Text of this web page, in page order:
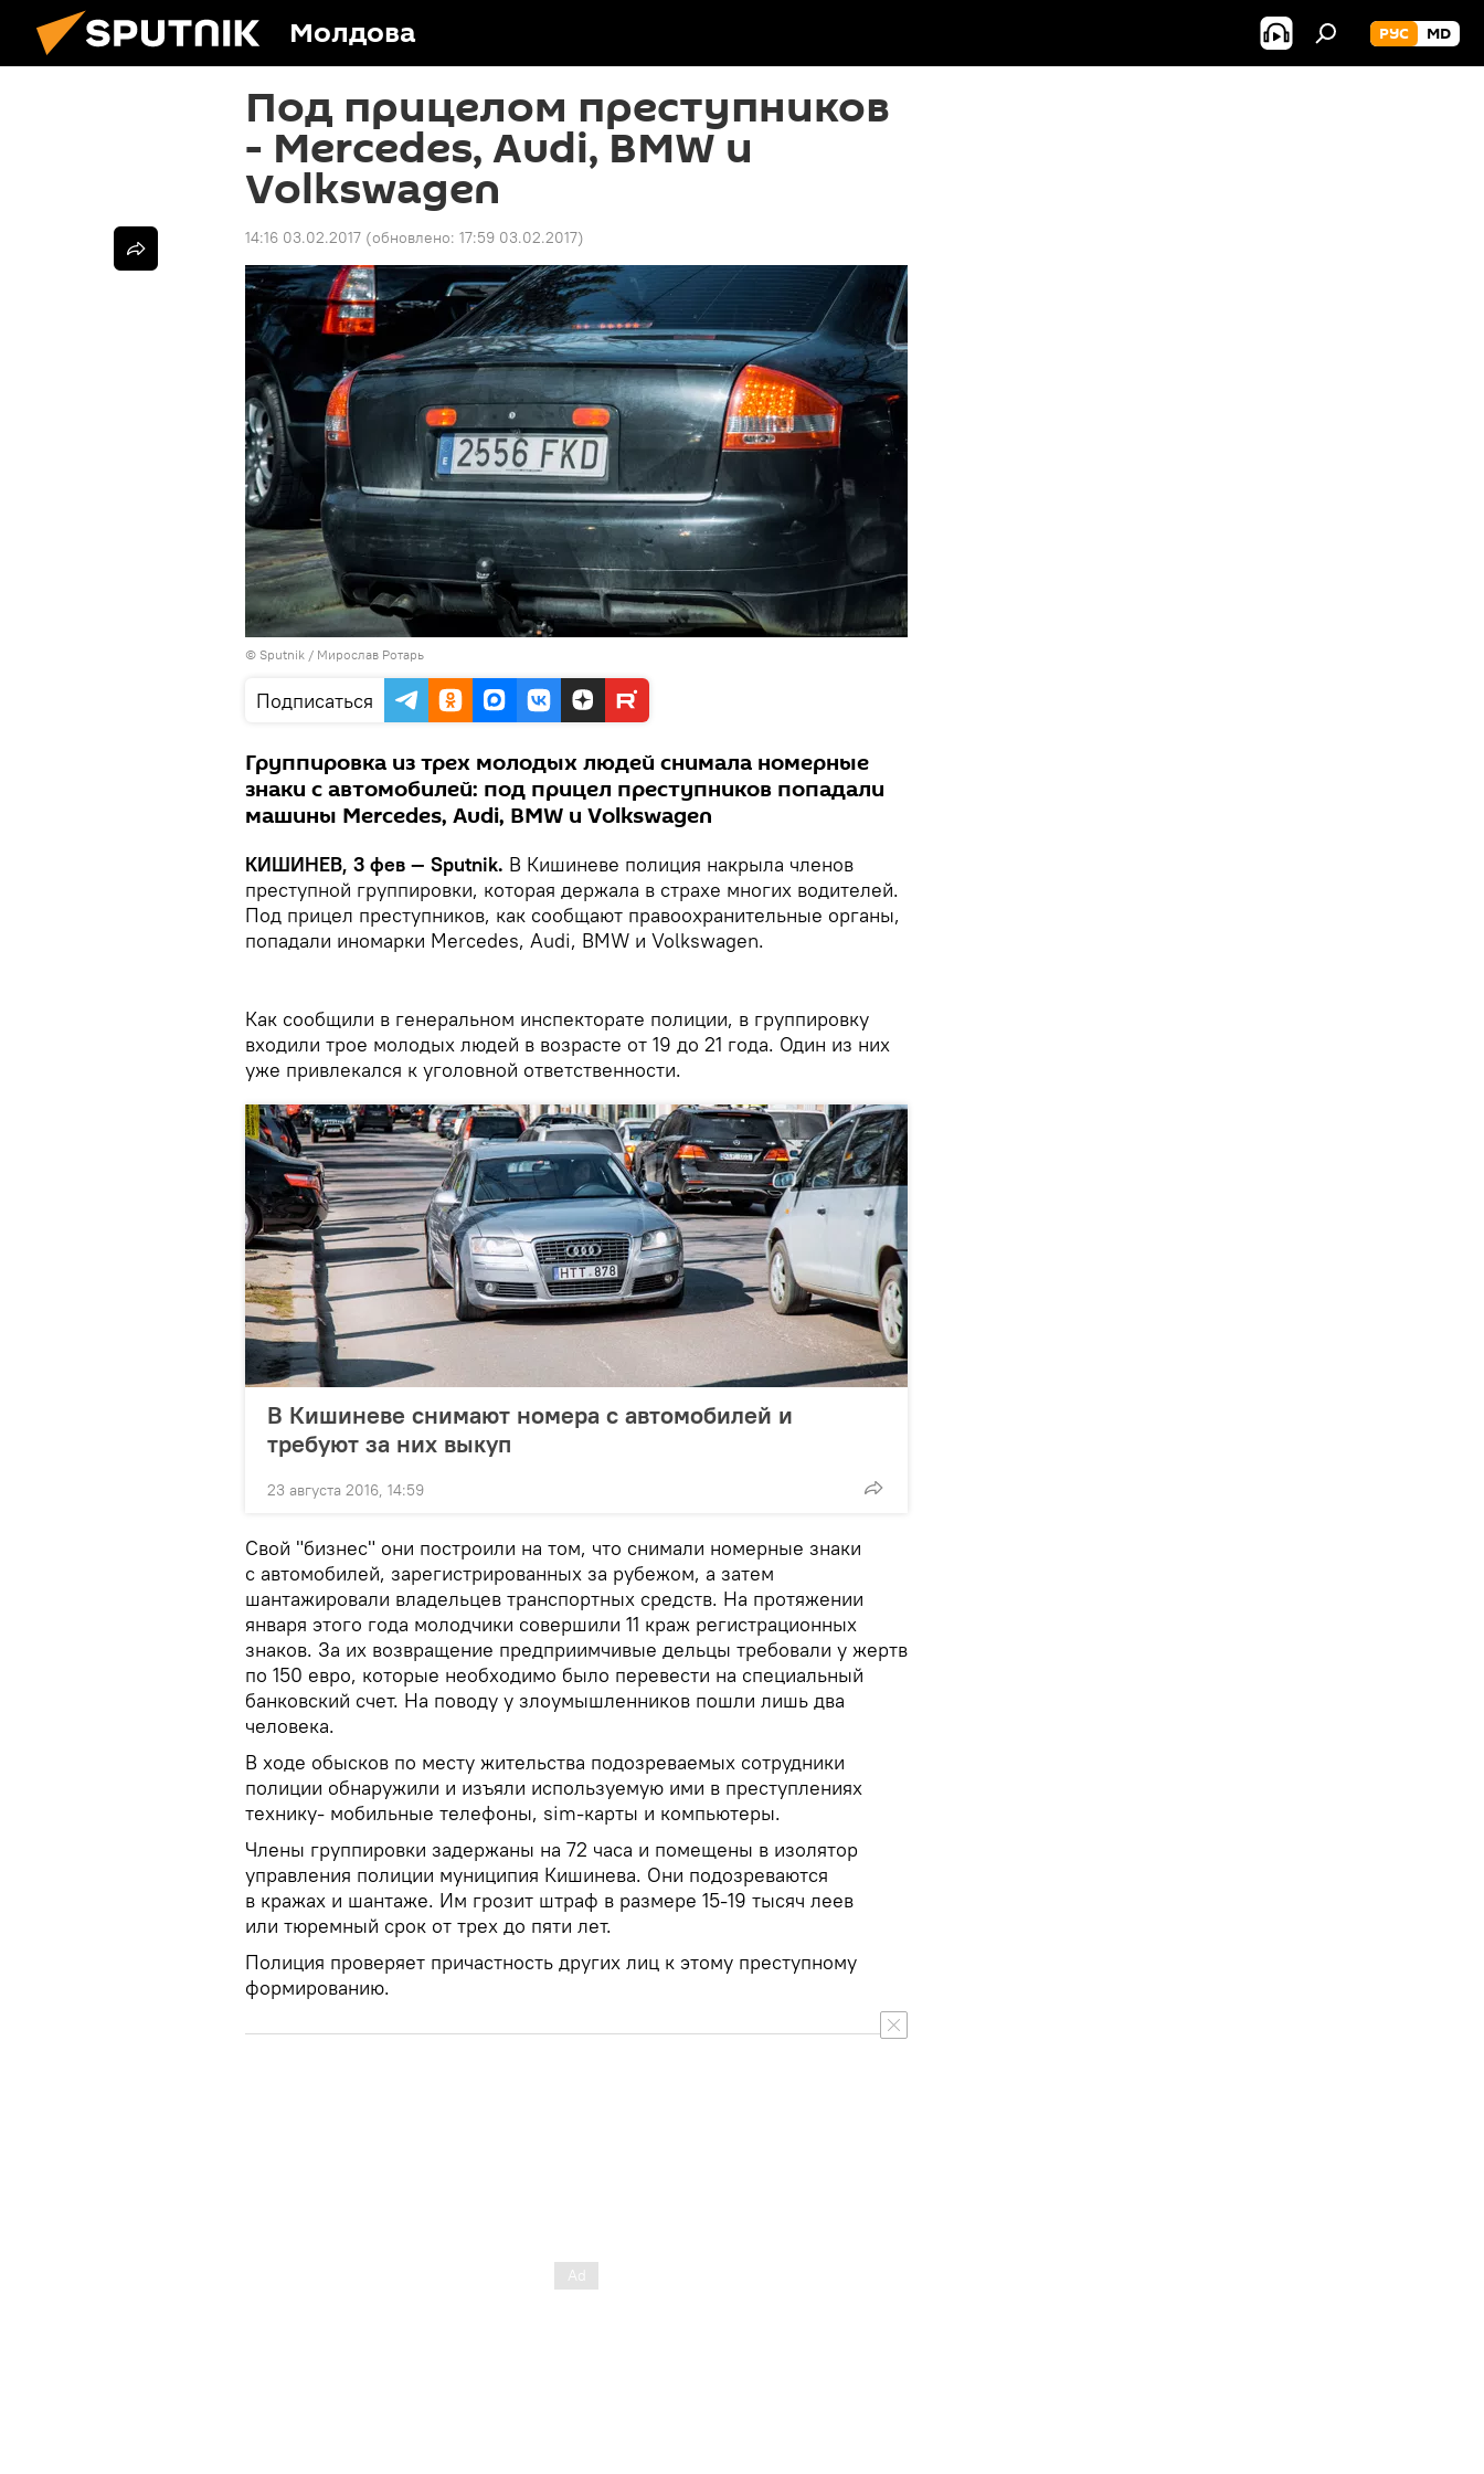
Молдова РУС MD
Под прицелом преступников
- Mercedes, Audi, BMW и
Volkswagen
14:16 03.02.2017 (обновлено: 17:59 03.02.2017)
© Sputnik / Мирослав Ротарь
Подписаться
Группировка из трех молодых людей снимала номерные
знаки с автомобилей: под прицел преступников попадали
машины Mercedes, Audi, BMW и Volkswagen
КИШИНЕВ, 3 фев — Sputnik. В Кишиневе полиция накрыла членов
преступной группировки, которая держала в страхе многих водителей.
Под прицел преступников, как сообщают правоохранительные органы,
попадали иномарки Mercedes, Audi, BMW и Volkswagen.
Как сообщили в генеральном инспекторате полиции, в группировку
входили трое молодых людей в возрасте от 19 до 21 года. Один из них
уже привлекался к уголовной ответственности.
В Кишиневе снимают номера с автомобилей и
требуют за них выкуп
23 августа 2016, 14:59
Свой "бизнес" они построили на том, что снимали номерные знаки
с автомобилей, зарегистрированных за рубежом, а затем
шантажировали владельцев транспортных средств. На протяжении
января этого года молодчики совершили 11 краж регистрационных
знаков. За их возвращение предприимчивые дельцы требовали у жертв
по 150 евро, которые необходимо было перевести на специальный
банковский счет. На поводу у злоумышленников пошли лишь два
человека.
В ходе обысков по месту жительства подозреваемых сотрудники
полиции обнаружили и изъяли используемую ими в преступлениях
технику- мобильные телефоны, sim-карты и компьютеры.
Члены группировки задержаны на 72 часа и помещены в изолятор
управления полиции муниципия Кишинева. Они подозреваются
в кражах и шантаже. Им грозит штраф в размере 15-19 тысяч леев
или тюремный срок от трех до пяти лет.
Полиция проверяет причастность других лиц к этому преступному
формированию.